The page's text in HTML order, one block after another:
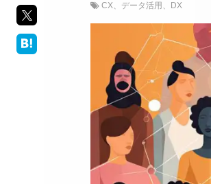
CX、 データ活用 、 DX